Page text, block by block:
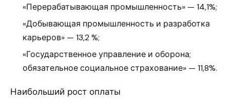
«Перерабатывающая промышленность» — 14,1%;
«Добывающая промышленность и разработка
карьеров» — 13,2 %;
«Государственное управление и оборона;
обязательное социальное страхование» — 11,8%.
Наибольший рост оплаты